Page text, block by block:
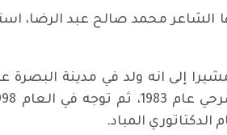
الشاعر محمد صالح عبد
المباد.